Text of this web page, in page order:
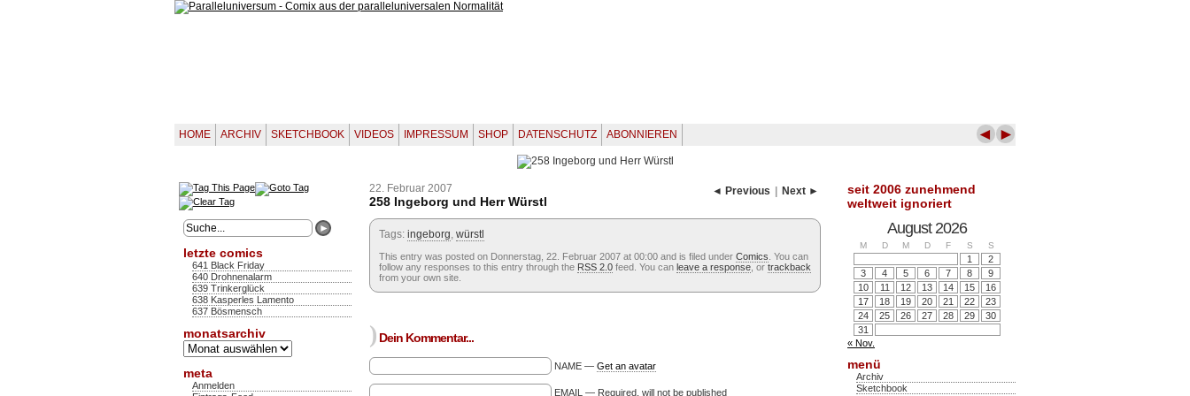
◄ ►
HOME ARCHIV SKETCHBOOK VIDEOS IMPRESSUM SHOP DATENSCHUTZ ABONNIEREN
letzte comics
641 Black Friday
640 Drohnenalarm
639 Trinkerglück
638 Kasperles Lamento
637 Bösmensch
monatsarchiv
Monatsarchiv
meta
Anmelden
◄ Previous Next ►
22. Februar 2007
258 Ingeborg und Herr Würstl
Tags: ingeborg, würstl
This entry was posted on Donnerstag, 22. Februar 2007 at 00:00 and is filed under Comics . You can
follow any responses to this entry through the RSS 2.0 feed. You can leave a response , or trackback
from your own site.
) Dein Kommentar...
NAME — Get an avatar
EMAIL — Required, will not be published
seit 2006 zunehmend
weltweit ignoriert
August 2026
M D M D F S S
1
2
3
4 5 6 7 8
9
10
11 12 13 14 15
16
17
18 19 20 21 22
23
24
25 26 27 28 29
30
31
« Nov.
menü
Archiv
Sketchbook